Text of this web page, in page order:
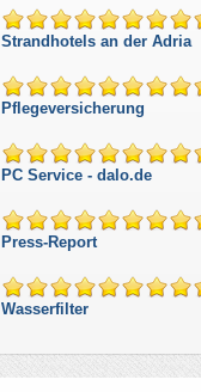
Strandhotels an der Adria
Pflegeversicherung
PC Service - dalo.de
Press-Report
Wasserfilter